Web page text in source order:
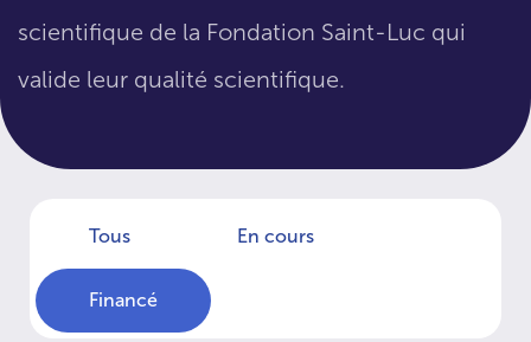
scientifique de la Fondation Saint-Luc qui
valide leur qualité scientifique.
Tous En cours
Financé